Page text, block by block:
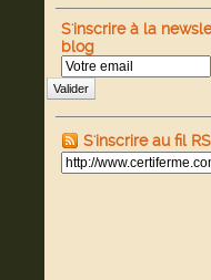
S'inscrire à la
blog
Valider
S'inscrire au fil